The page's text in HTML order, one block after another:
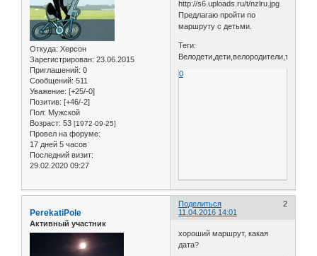
Откуда: Херсон
Зарегистрирован: 23.06.2015
Приглашений: 0
Сообщений: 511
Уважение: [+25/-0]
Позитив: [+46/-2]
Пол: Мужской
Возраст: 53 [1972-09-25]
Провел на форуме:
17 дней 5 часов
Последний визит:
29.02.2020 09:27
Предлагаю пройти по
маршруту с детьми.
Теги:
0
Поделиться
2
11.04.2016 14:01
PerekatiPole
Активный участник
хороший маршрут, какая
дата?